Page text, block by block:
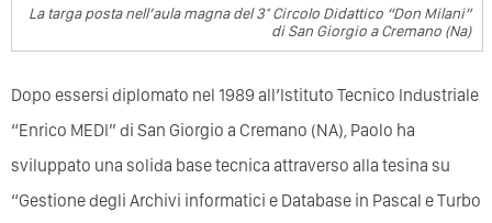
La targa posta nell’aula magna del 3° Circolo Didattico “Don Milani”
di San Giorgio a Cremano (Na)
Dopo essersi diplomato nel 1989 all’Istituto Tecnico Industriale
“Enrico MEDI” di San Giorgio a Cremano (NA), Paolo ha
sviluppato una solida base tecnica attraverso alla tesina su
“Gestione degli Archivi informatici e Database in Pascal e Turbo